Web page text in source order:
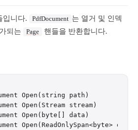
입니다. PdfDocument 는 열거 및 인덱
되는
Page 핸들을 반환합니다.
Open(string path)
Open(Stream stream)
Open(byte[] data)
Open(ReadOnlySpan<byte> data)